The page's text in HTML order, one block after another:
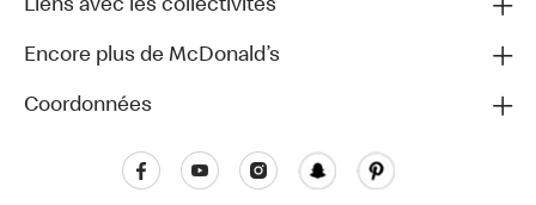
Liens avec les collectivités
Encore plus de McDonald’s
Coordonnées